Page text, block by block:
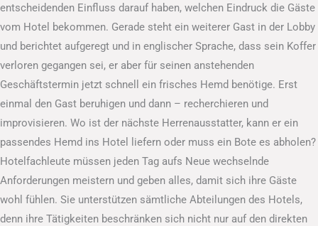
entscheidenden Einfluss darauf haben, welchen Eindruck die Gäste
vom Hotel bekommen. Gerade steht ein weiterer Gast in der Lobby
und berichtet aufgeregt und in englischer Sprache, dass sein Koffer
verloren gegangen sei, er aber für seinen anstehenden
Geschäftstermin jetzt schnell ein frisches Hemd benötige. Erst
einmal den Gast beruhigen und dann – recherchieren und
improvisieren. Wo ist der nächste Herrenausstatter, kann er ein
passendes Hemd ins Hotel liefern oder muss ein Bote es abholen?
Hotelfachleute müssen jeden Tag aufs Neue wechselnde
Anforderungen meistern und geben alles, damit sich ihre Gäste
wohl fühlen. Sie unterstützen sämtliche Abteilungen des Hotels,
denn ihre Tätigkeiten beschränken sich nicht nur auf den direkten